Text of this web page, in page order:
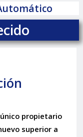
propietario
superior a